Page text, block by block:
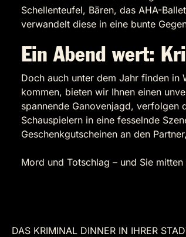
Schellenteufel, Bären, das AHA-
verwandelt diese in eine bunte
Ein Abend wert:
Doch auch unter dem Jahr finden in
kommen, bieten wir Ihnen einen
spannende Ganovenjagd, verfolgen
Schauspielern in eine fesselnde
Geschenkgutscheinen an den
Mord und Totschlag – und Sie
DAS KRIMINAL DINNER IN IHRER